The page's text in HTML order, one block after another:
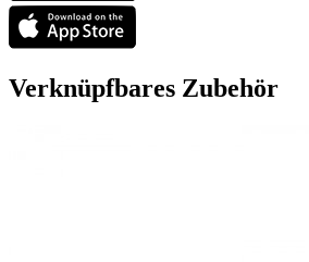
Verknüpfbares Zubehör